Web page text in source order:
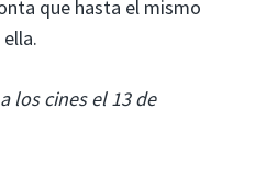
que hasta el mismo
los cines el 13 de